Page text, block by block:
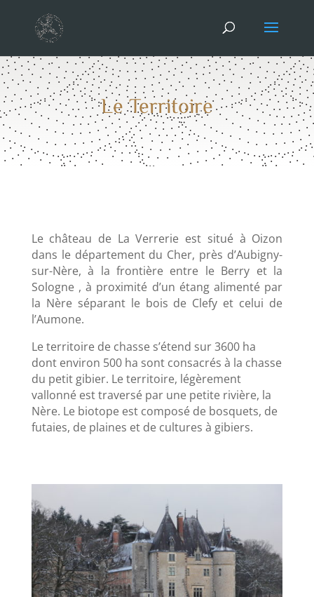
Le Territoire
Le château de La Verrerie est situé à Oizon
dans le département du Cher, près d’Aubigny-
sur-Nère, à la frontière entre le Berry et la
Sologne , à proximité d’un étang alimenté par
la Nère séparant le bois de Clefy et celui de
l’Aumone.
Le territoire de chasse s’étend sur 3600 ha
dont environ 500 ha sont consacrés à la chasse
du petit gibier. Le territoire, légèrement
vallonné est traversé par une petite rivière, la
Nère. Le biotope est composé de bosquets, de
futaies, de plaines et de cultures à gibiers.